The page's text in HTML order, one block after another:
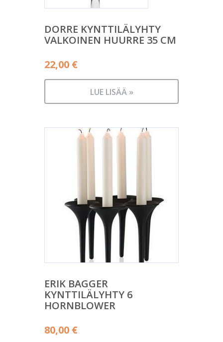
DORRE KYNTTILÄLYHTY
VALKOINEN HUURRE 35 CM
22,00 €
LUE LISÄÄ »
ERIK BAGGER
KYNTTILÄLYHTY 6
HORNBLOWER
80,00 €